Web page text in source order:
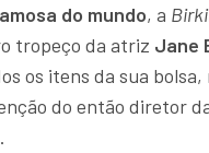
do mundo, a
tropeço da atriz Jane
os itens da sua bolsa,
do então diretor